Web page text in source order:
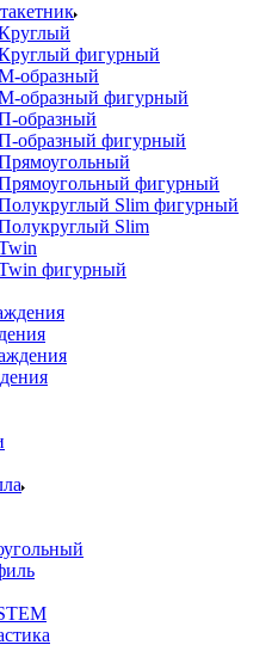
фигурный
образный
образный фигурный
образный
образный фигурный
фигурный
Slim фигурный
Slim
фигурный